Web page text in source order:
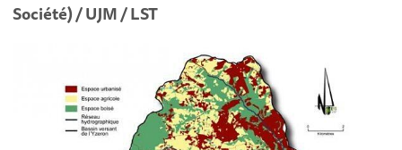
Société) / UJM / LST